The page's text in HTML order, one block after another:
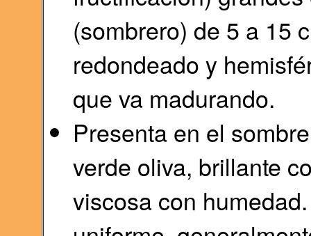
(sombrero) de 5 a 15
redondeado y
que va madurando.
Presenta en el
verde oliva, brillante
viscosa con